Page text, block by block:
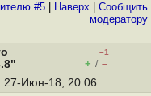
#5 Наверх
Cообщить
модератору
–1
+ / –
27-Июн-18, 20:06